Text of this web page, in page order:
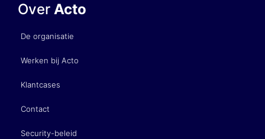
Over Acto
De organisatie
Werken bij Acto
Klantcases
Contact
Security-beleid